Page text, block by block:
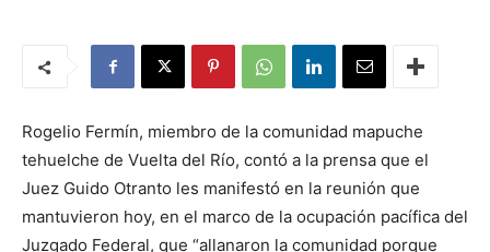
Rogelio Fermín, miembro de la comunidad mapuche
tehuelche de Vuelta del Río, contó a la prensa que el
Juez Guido Otranto les manifestó en la reunión que
mantuvieron hoy, en el marco de la ocupación pacífica del
Juzgado Federal, que “allanaron la comunidad porque